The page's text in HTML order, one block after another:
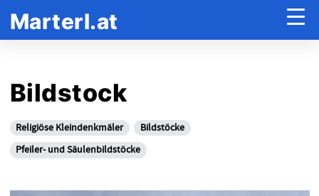
Marterl.at
Bildstock
Religiöse Kleindenkmäler
Bildstöcke
Pfeiler- und Säulenbildstöcke